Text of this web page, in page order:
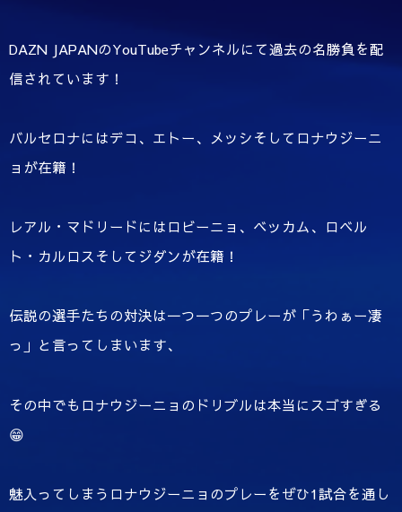
DAZN JAPANのYouTubeチャンネルにて過去の名勝負を配
信されています！
バルセロナにはデコ、エトー、メッシそしてロナウジーニ
ョが在籍！
レアル・マドリードにはロビーニョ、ベッカム、ロベル
ト・カルロスそしてジダンが在籍！
伝説の選手たちの対決は一つ一つのプレーが「うわぁー凄
っ」と言ってしまいます、
その中でもロナウジーニョのドリブルは本当にスゴすぎる
😁
魅入ってしまうロナウジーニョのプレーをぜひ1試合を通し